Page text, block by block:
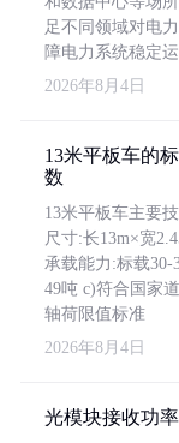
足不同领域对电
障电力系统稳定运
2026年8月4日
13米平板车的
数
13米平板车主要
尺寸:长13m×宽
承载能力:标载30-
49吨 c)符合国家
轴荷限值标准
2026年8月4日
光模块接收功